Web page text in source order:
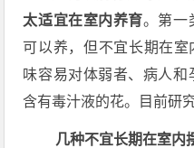
太适宜在室内养育。第一
可以养，但不宜长期在室
味容易对体弱者、病人
含有毒汁液的花。目前研
几种不宜长期在室内